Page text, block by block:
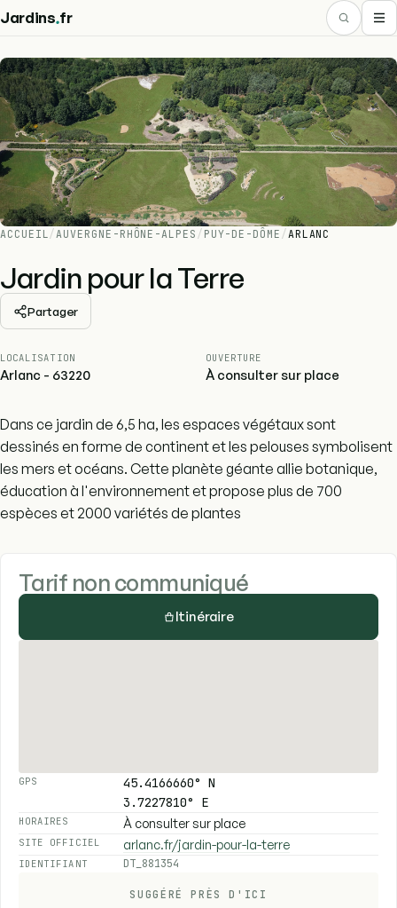
Jardins.fr
ACCUEIL/AUVERGNE-RHÔNE-ALPES / PUY-DE-DÔME / ARLANC
Jardin pour la Terre
Partager
LOCALISATION
Arlanc - 63220
OUVERTURE
À consulter sur place
Dans ce jardin de 6,5 ha, les espaces végétaux sont
dessinés en forme de continent et les pelouses symbolisent
les mers et océans. Cette planète géante allie botanique,
éducation à l'environnement et propose plus de 700
espèces et 2000 variétés de plantes
Tarif non communiqué
Itinéraire
GPS
45.4166660° N
3.7227810° E
HORAIRES À consulter sur place
SITE OFFICIEL arlanc.fr/jardin-pour-la-terre
IDENTIFIANT DT_881354
SUGGÉRÉ PRÈS D'ICI